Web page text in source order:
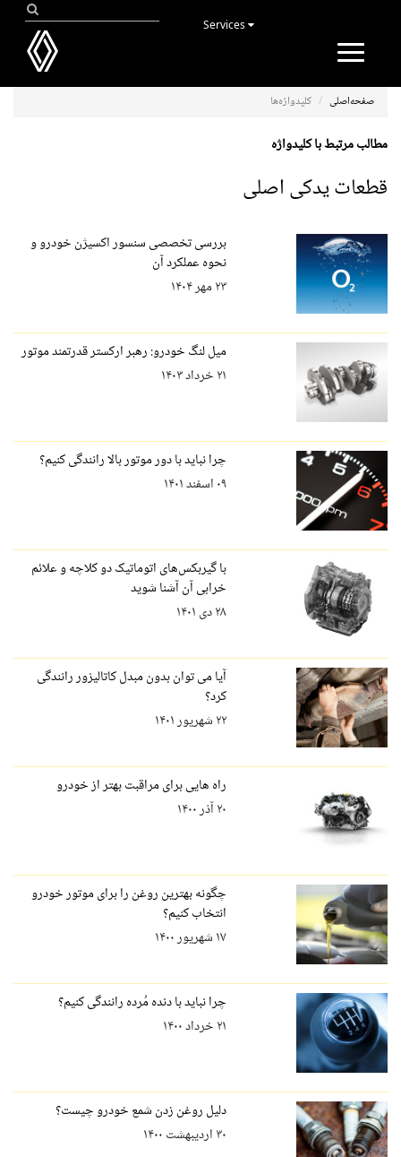
Toggle
صفحه‌اصلی کلیدواژه‌ها
مطالب مرتبط با کلیدواژه
قطعات یدکی اصلی
بررسی تخصصی سنسور اکسیژن خودرو و
نحوه عملکرد آن
۲۳ مهر ۱۴۰۴
میل لنگ خودرو: رهبر ارکستر قدرتمند موتور
۲۱ خرداد ۱۴۰۳
چرا نباید با دور موتور بالا رانندگی کنیم؟
۰۹ اسفند ۱۴۰۱
با گیربکس‌های اتوماتیک دو کلاچه و علائم
خرابی آن آشنا شوید
۲۸ دی ۱۴۰۱
آیا می توان بدون مبدل کاتالیزور رانندگی
کرد؟
۲۲ شهریور ۱۴۰۱
راه هایی برای مراقبت بهتر از خودرو
۲۰ آذر ۱۴۰۰
چگونه بهترین روغن را برای موتور خودرو
انتخاب کنیم؟
۱۷ شهریور ۱۴۰۰
چرا نباید با دنده مُرده رانندگی کنیم؟
۲۱ خرداد ۱۴۰۰
دلیل روغن زدن شمع خودرو چیست؟
۳۰ اردیبهشت ۱۴۰۰